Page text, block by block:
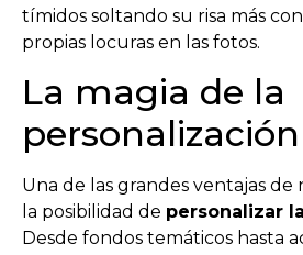
tímidos soltando su risa más
propias locuras en las fotos.
La magia de la
personalización
Una de las grandes ventajas de
la posibilidad de personalizar
Desde fondos temáticos hasta